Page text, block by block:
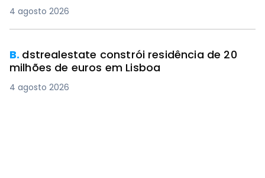
4 agosto 2026
B. dstrealestate constrói residência de 20
milhões de euros em Lisboa
4 agosto 2026